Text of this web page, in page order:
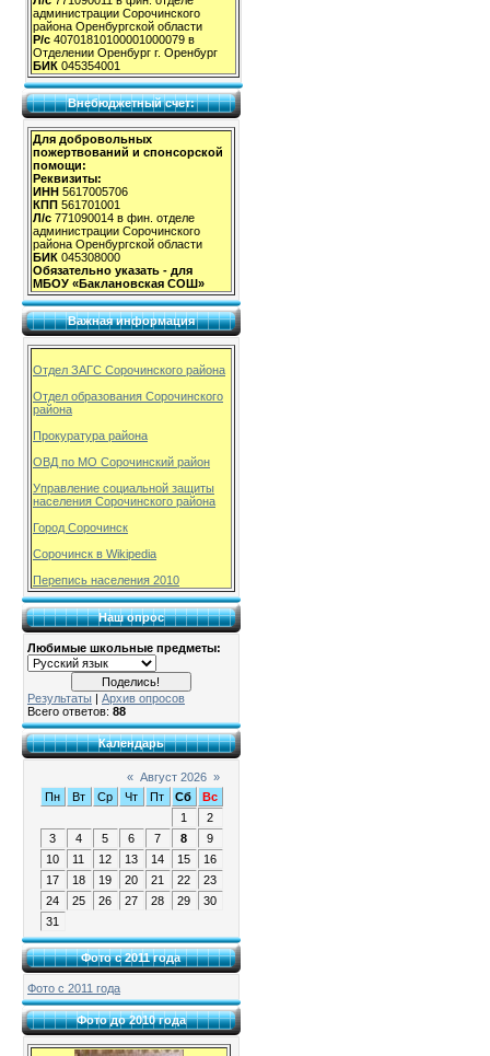
администрации Сорочинского
района Оренбургской области
Р/с 40701810100001000079 в
Отделении Оренбург г. Оренбург
БИК 045354001
Внебюджетный счет:
Для добровольных
пожертвований и спонсорской
помощи:
Реквизиты:
ИНН 5617005706
КПП 561701001
Л/с 771090014 в фин. отделе
администрации Сорочинского
района Оренбургской области
БИК 045308000
Обязательно указать - для
МБОУ «Баклановская СОШ»
Важная информация
Отдел ЗАГС Сорочинского района
Отдел образования Сорочинского
района
Прокуратура района
ОВД по МО Сорочинский район
Управление социальной защиты
населения Сорочинского района
Город Сорочинск
Сорочинск в Wikipedia
Перепись населения 2010
Наш опрос
Любимые школьные предметы:
Результаты
Архив опросов
Всего ответов: 88
Календарь
« Август 2026 »
Пн
Вт Ср Чт Пт Сб
Вс
1
2
3
4 5 6 7 8
9
10
11 12 13 14 15
16
17
18 19 20 21 22
23
24
25 26 27 28 29
30
31
Фото с 2011 года
Фото с 2011 года
Фото до 2010 года